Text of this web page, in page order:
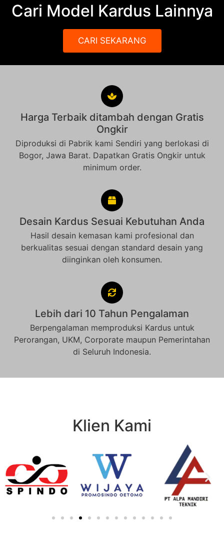
Cari Model Kardus Lainnya
CARI SEKARANG
Harga Terbaik ditambah dengan Gratis
Ongkir
Diproduksi di Pabrik kami Sendiri yang berlokasi di
Bogor, Jawa Barat. Dapatkan Gratis Ongkir untuk
minimum order.
Desain Kardus Sesuai Kebutuhan Anda
Hasil desain kemasan kami profesional dan
berkualitas sesuai dengan standard desain yang
diinginkan oleh konsumen.
Lebih dari 10 Tahun Pengalaman
Berpengalaman memproduksi Kardus untuk
Perorangan, UKM, Corporate maupun Pemerintahan
di Seluruh Indonesia.
Klien Kami